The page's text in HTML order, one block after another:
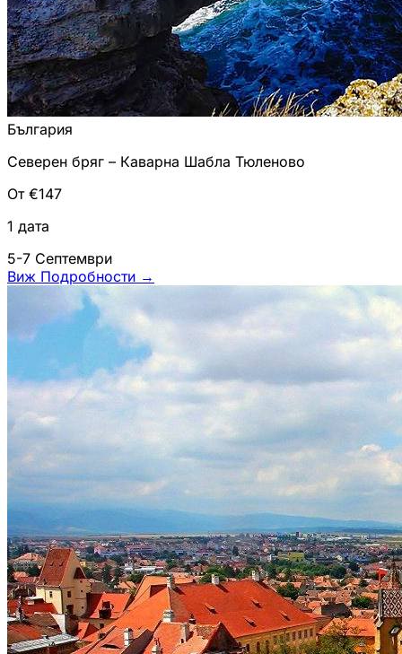
България
Северен бряг – Каварна Шабла Тюленово
От €147
1 дата
5-7 Септември
Виж Подробности →